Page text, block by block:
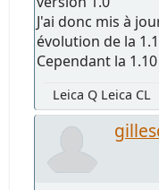
J'ai donc mis à
évolution de la
Cependant la
Leica Q Leica CL